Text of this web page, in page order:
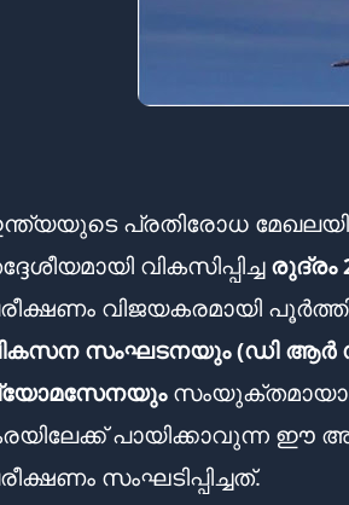
പ്രതിരോധ
വികസിപ്പിച്ചരുദ്രം
വിജയകരമായി
സംഘടനയും (ഡി ആർ
പായിക്കാവുന്ന ഈ
സംഘടിപ്പിച്ചത്.